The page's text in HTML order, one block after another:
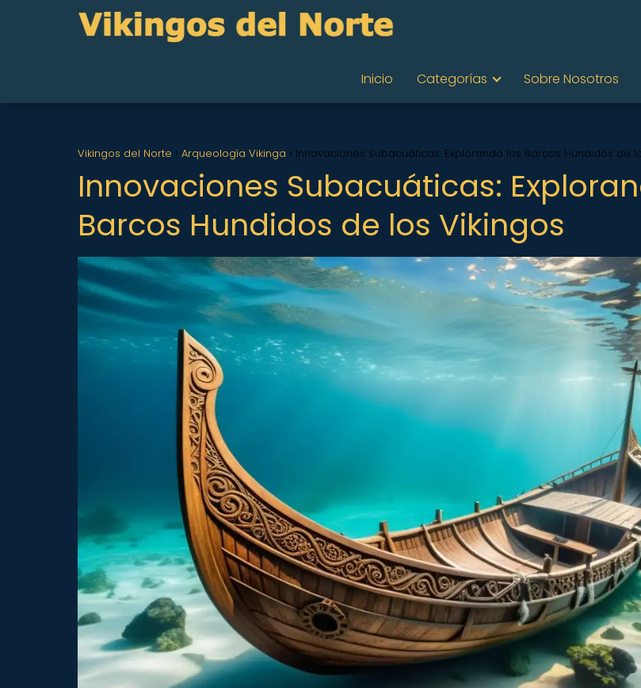
Inicio Categorías Sobre Nosotros
Vikingos del Norte Arqueología Vikinga Innovaciones Subacuáticas: Explorando los Barcos Hundidos de
Innovaciones Subacuáticas:
Barcos Hundidos de los Vikingos